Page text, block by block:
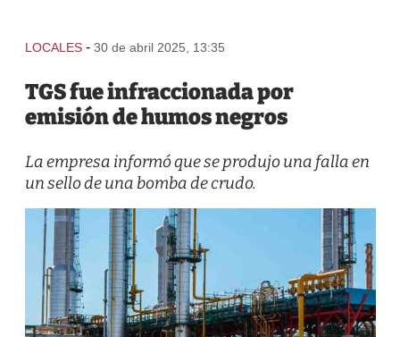
LOCALES - 30 de abril 2025, 13:35
TGS fue infraccionada por
emisión de humos negros
La empresa informó que se produjo una falla en
un sello de una bomba de crudo.